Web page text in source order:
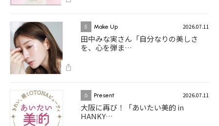
5 Make Up 2026.07.11
田中みな実さん「自分なりの美しさ
を、心を弾ま…
6 Present 2026.07.11
大阪に再び！「あいたい美的 in
HANKY…